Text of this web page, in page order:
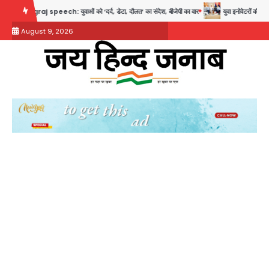
content
speech: युवाओं को ‘दर्द, डेटा, दौलत’ का संदेश, बीजेपी का वार युवा इनोवेटरों की सोच से हाईटेक
August 9, 2026